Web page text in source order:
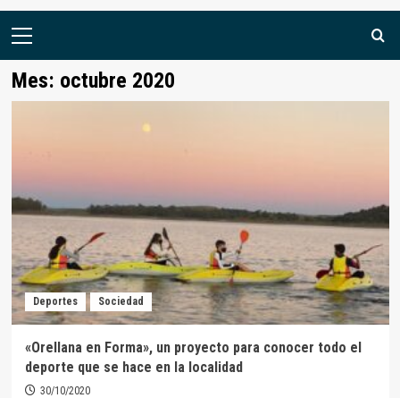
Menú
Mes: octubre 2020
Deportes Sociedad
«Orellana en Forma», un proyecto para conocer todo el
deporte que se hace en la localidad
30/10/2020